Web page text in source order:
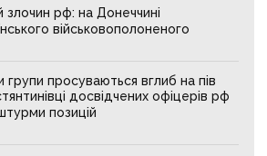
злочин рф: на Донеччині
військовополоненого
просуваються вглиб на пів
досвідчених офіцерів рф
позицій